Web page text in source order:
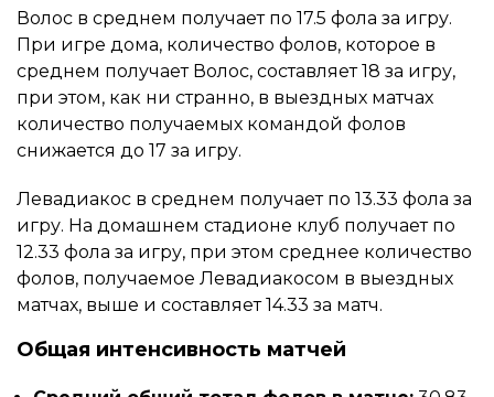
Волос в среднем получает по 17.5 фола за игру.
При игре дома, количество фолов, которое в
среднем получает Волос, составляет 18 за игру,
при этом, как ни странно, в выездных матчах
количество получаемых командой фолов
снижается до 17 за игру.
Левадиакос в среднем получает по 13.33 фола за
игру. На домашнем стадионе клуб получает по
12.33 фола за игру, при этом среднее количество
фолов, получаемое Левадиакосом в выездных
матчах, выше и составляет 14.33 за матч.
Общая интенсивность матчей